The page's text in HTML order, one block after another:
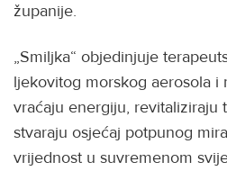
županije.
„Smiljka“ objedinjuje
ljekovitog morskog aerosola i
vraćaju energiju, revitaliziraju
stvaraju osjećaj potpunog
vrijednost u suvremenom